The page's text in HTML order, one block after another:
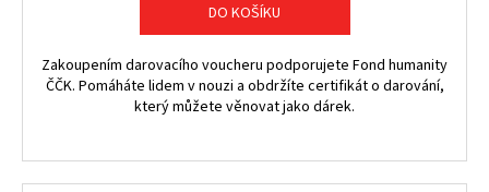
DO KOŠÍKU
Zakoupením darovacího voucheru podporujete Fond humanity
ČČK. Pomáháte lidem v nouzi a obdržíte certifikát o darování,
který můžete věnovat jako dárek.